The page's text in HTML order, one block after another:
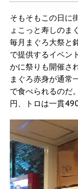
そもそもこの日に
ょこっと寿しのま
毎月まぐろ大祭と
で提供するイベン
かに祭りも開催さ
まぐろ赤身が通常
で食べられるのだ
円、トロは一貫